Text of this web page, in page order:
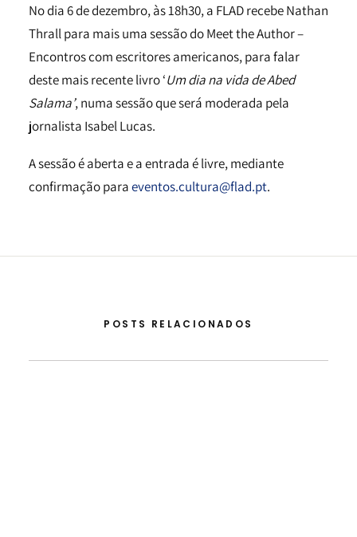
No dia 6 de dezembro, às 18h30, a FLAD recebe Nathan
Thrall para mais uma sessão do Meet the Author –
Encontros com escritores americanos, para falar
deste mais recente livro ‘Um dia na vida de Abed
Salama’, numa sessão que será moderada pela
jornalista Isabel Lucas.
A sessão é aberta e a entrada é livre, mediante
confirmação paraeventos.cultura@flad.pt.
POSTS RELACIONADOS